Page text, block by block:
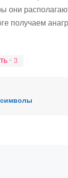
они
получаем
- 3